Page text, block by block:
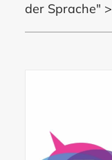
der Sprache"